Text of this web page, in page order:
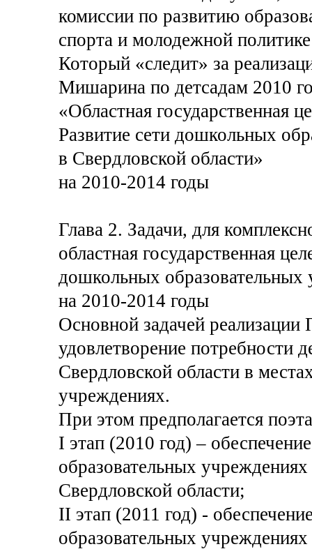
комиссии по развитию
спорта и молодежной
Который «следит» за
Мишарина по детсадам 2010
«Областная государственная
Развитие сети дошкольных
в Свердловской области»
на 2010-2014 годы
Глава 2. Задачи, для
областная государственная
дошкольных образовательных
на 2010-2014 годы
Основной задачей
удовлетворение потребности
Свердловской области в
учреждениях.
При этом предполагается
I этап (2010 год) –
образовательных
Свердловской области;
II этап (2011 год) -
образовательных